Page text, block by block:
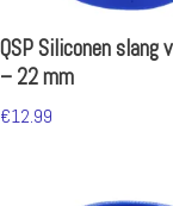
QSP Siliconen slang
– 22 mm
€12.99